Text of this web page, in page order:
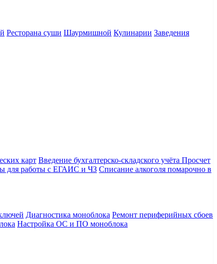
Ресторана суши Шаурмишной Кулинарии Заведения
карт Введение бухгалтерско-складского учёта Просчет
для работы с ЕГАИС и ЧЗ Списание алкоголя помарочно в
Диагностика моноблока Ремонт периферийных сбоев
Настройка ОС и ПО моноблока